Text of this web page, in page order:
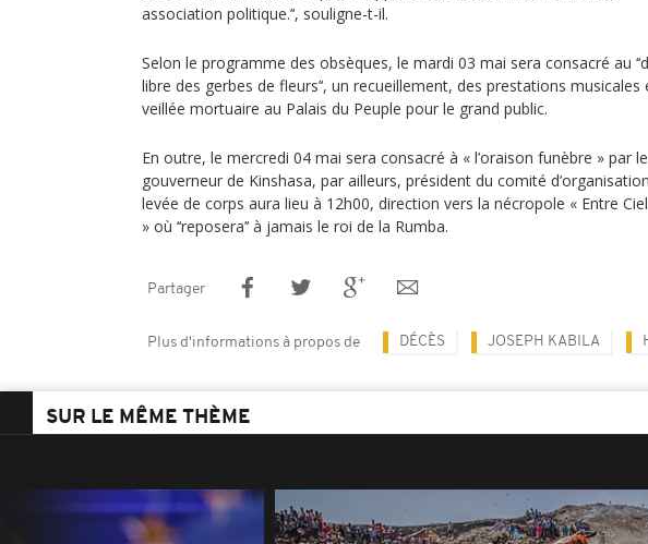
association politique.’‘, souligne-t-il.
Selon le programme des obsèques, le mardi 03 mai sera consacré au
libre des gerbes de fleurs’‘, un recueillement, des prestations musicales
veillée mortuaire au Palais du Peuple pour le grand public.
En outre, le mercredi 04 mai sera consacré à « l’oraison funèbre » par le
gouverneur de Kinshasa, par ailleurs, président du comité
levée de corps aura lieu à 12h00, direction vers la nécropole « Entre
» où ‘‘reposera’‘ à jamais le roi de la Rumba.
Partager
Plus d'informations à propos de DÉCÈS JOSEPH KABILA
SUR LE MÊME THÈME